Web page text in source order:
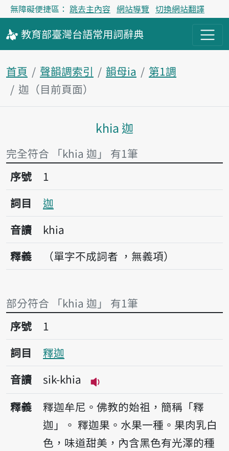
無障礙便捷區： 跳去主內容 網站導覽 切換網站翻譯
教育部臺灣台語常用詞辭典
首頁 聲韻調索引 韻母ia
第1調
迦（目前頁面）
主內容區塊
khia 迦
完全符合 「khia 迦」 有1筆
序號1迦
序號
1
詞目
迦
音讀
khia
釋義
（單字不成詞者 ，無義項）
部分符合 「khia 迦」 有1筆
序號1釋迦
序號
1
詞目
釋迦
音讀
sik-khia
播放音讀sik-khia
釋義
釋迦牟尼。佛教的始祖，簡稱「釋
迦」。 釋迦果。水果一種。果肉乳白
色，味道甜美，內含黑色有光澤的種